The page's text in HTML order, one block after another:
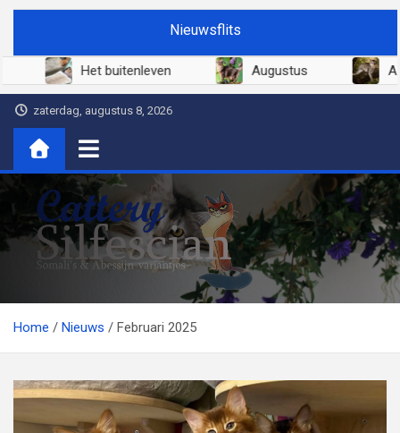
Ga
de
Nieuwsflits
Juni 2026 Het buitenleven
zaterdag, augustus 8, 2026
Cattery Silfescian
Somali's en soms Abessijn-variantjes
Home
Nieuws Februari 2025